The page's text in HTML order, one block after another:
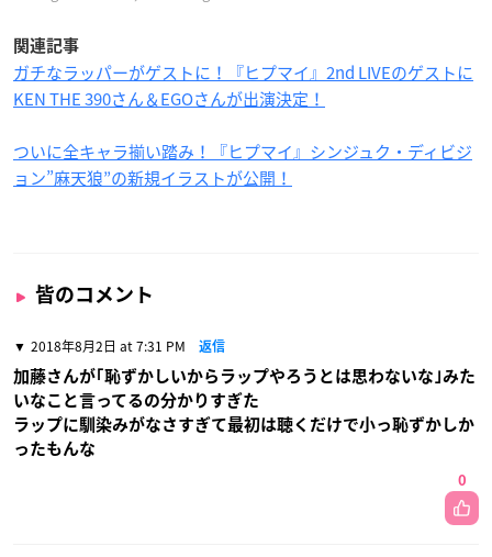
関連記事
ガチなラッパーがゲストに！『ヒプマイ』2nd LIVEのゲストに
KEN THE 390さん＆EGOさんが出演決定！
ついに全キャラ揃い踏み！『ヒプマイ』シンジュク・ディビジ
ョン”麻天狼”の新規イラストが公開！
皆のコメント
2018年8月2日 at 7:31 PM 返信
加藤さんが｢恥ずかしいからラップやろうとは思わないな｣みた
いなこと言ってるの分かりすぎた
ラップに馴染みがなさすぎて最初は聴くだけで小っ恥ずかしか
ったもんな
0